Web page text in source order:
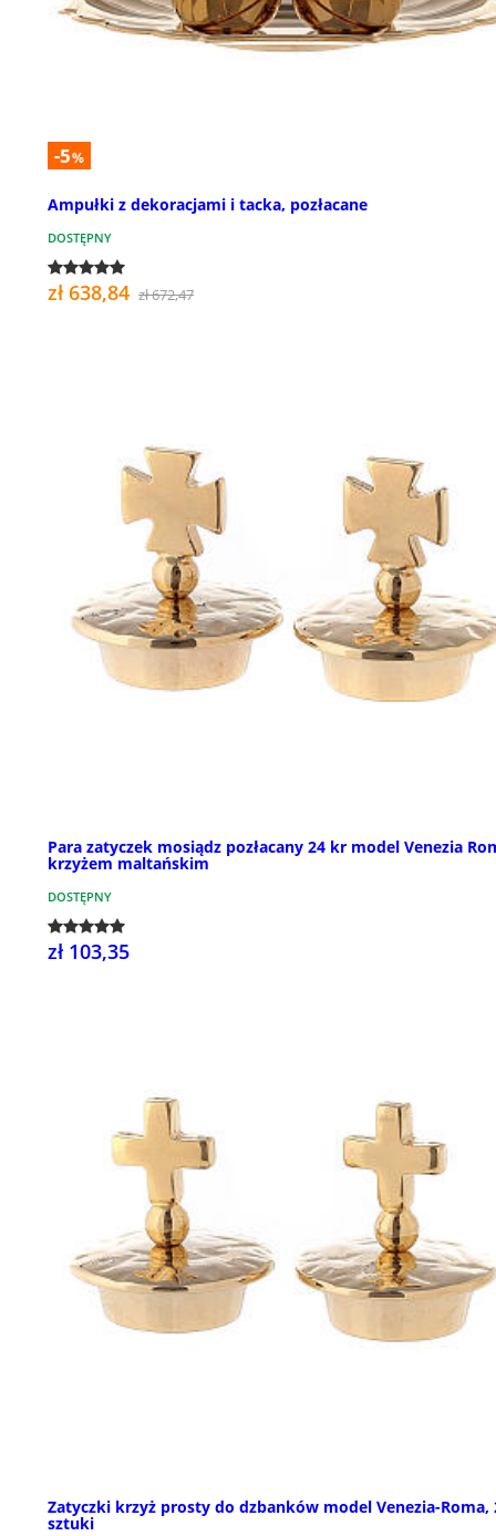
-5%
Ampułki z dekoracjami i tacka, pozłacane
DOSTĘPNY
zł 638,84 zł 672,47
Para zatyczek mosiądz pozłacany 24 kr model Venezia
krzyżem maltańskim
DOSTĘPNY
zł 103,35
Zatyczki krzyż prosty do dzbanków model Venezia-Roma,
sztuki